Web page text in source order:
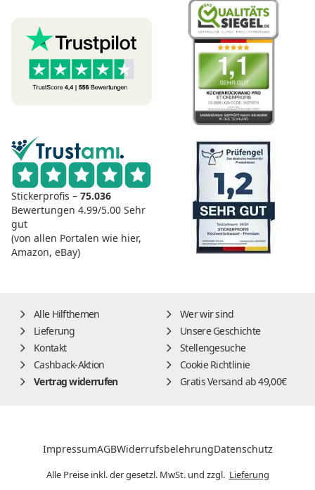
Stickerprofis – 75.036
Bewertungen 4.99/5.00 Sehr
gut
(von allen Portalen wie hier,
Amazon, eBay)
Alle Hilfthemen
Wer wir sind
Lieferung
Unsere Geschichte
Kontakt
Stellengesuche
Cashback-Aktion
Cookie Richtlinie
Vertrag widerrufen
Gratis Versand ab 49,00€
ImpressumAGBWiderrufsbelehrungDatenschutz
Alle Preise inkl. der gesetzl. MwSt. und zzgl. Lieferung